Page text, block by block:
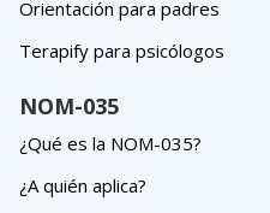
Orientación para padres
Terapify para psicólogos
NOM-035
¿Qué es la NOM-035?
¿A quién aplica?